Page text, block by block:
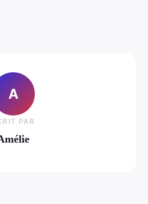
A
PAR